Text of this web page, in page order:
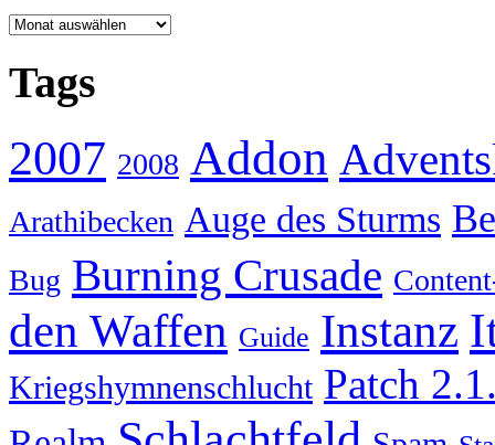
Archiv
Tags
2007 2008 Addon
Arathibecken Auge des Sturms
Bug Burning Crusade
den Waffen Guide Instanz
Kriegshymnenschlucht Patch